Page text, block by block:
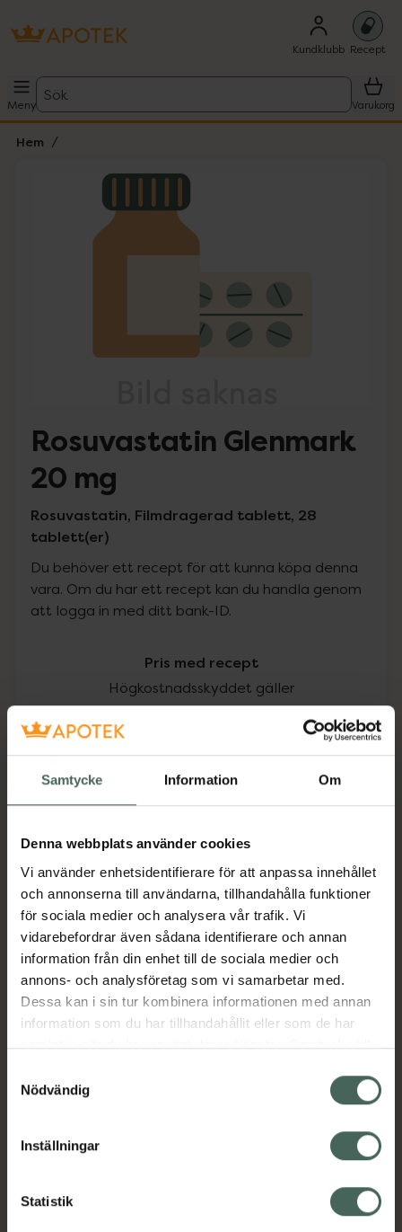
Samtycke Information Om
Denna webbplats använder cookies
Vi använder enhetsidentifierare för att anpassa innehållet
och annonserna till användarna, tillhandahålla funktioner
för sociala medier och analysera vår trafik. Vi
vidarebefordrar även sådana identifierare och annan
information från din enhet till de sociala medier och
annons- och analysföretag som vi samarbetar med.
Dessa kan i sin tur kombinera informationen med annan
information som du har tillhandahållit eller som de har
samlat in när du har använt deras tjänster. Samtycke till
återkalla ditt samtycke via webbplatsens
cookieinställningar. Ett återkallat samtycke påverkar inte
lagligheten av behandling som skett innan återkallelsen.
Nödvändig
Inställningar
Statistik
Kundklubb Recept
Meny
Sök
Varukorg
Hem
Lista: . Innehåller 1 objekt.
Rosuvastatin Glenmark
20 mg
Rosuvastatin, Filmdragerad tablett, 28
tablett(er)
Du behöver ett recept för att kunna köpa denna
vara. Om du har ett recept kan du handla genom
att logga in med ditt bank-ID.
Pris med recept
Högkostnadsskyddet gäller
187,80 kr
I apotek: 187,80 kr
Aktuella erbjudanden
Beskrivning Dölj
EAN:07046265321149
syd till Lappland i norr, och online i mobilen och på